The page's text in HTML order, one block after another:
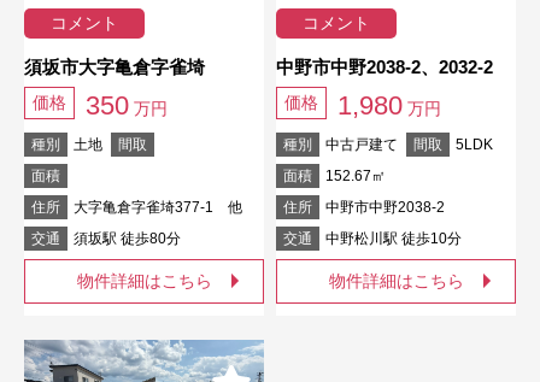
コメント
須坂市大字亀倉字雀埼
価格 350 万円
種別 土地
間取
面積
住所
大字亀倉字雀埼377-1 他
交通
須坂駅 徒歩80分
物件詳細はこちら
コメント
中野市中野2038-2、2032-2
価格 1,980 万円
種別 中古戸建て 間取
5LDK
面積
152.67㎡
住所
中野市中野2038-2
交通
中野松川駅 徒歩10分
物件詳細はこちら